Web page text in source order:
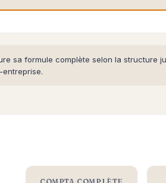
sa formule complète selon la structure